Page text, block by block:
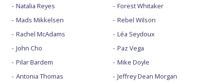
Natalia Reyes
Mads Mikkelsen
Rachel McAdams
John Cho
Pilar Bardem
Antonia Thomas
Forest Whitaker
Rebel Wilson
Léa Seydoux
Paz Vega
Mike Doyle
Jeffrey Dean Morgan